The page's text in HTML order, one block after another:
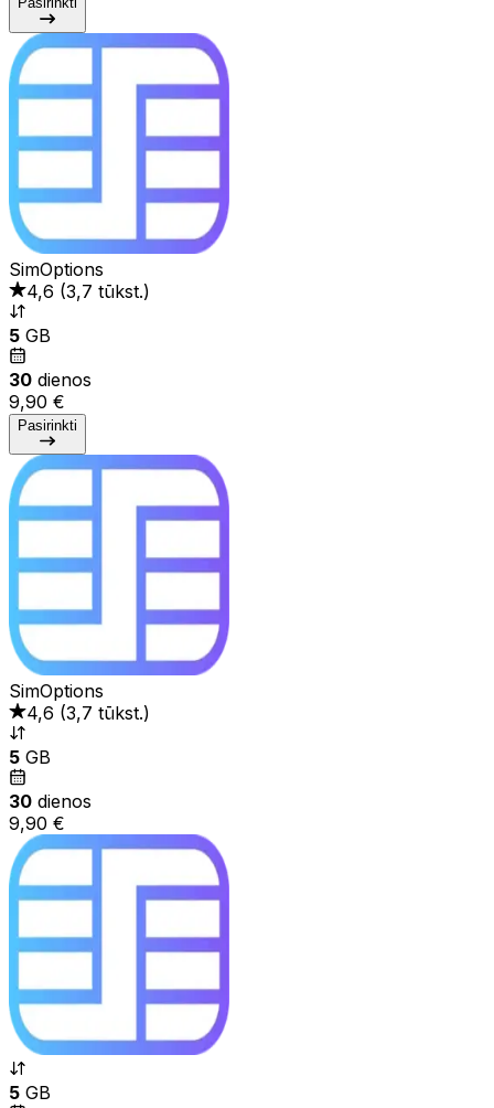
SimOptions
4,6 (3,7 tūkst.)
5 GB
30 dienos
9,90 €
Pasirinkti
SimOptions
4,6 (3,7 tūkst.)
5 GB
30 dienos
9,90 €
5 GB